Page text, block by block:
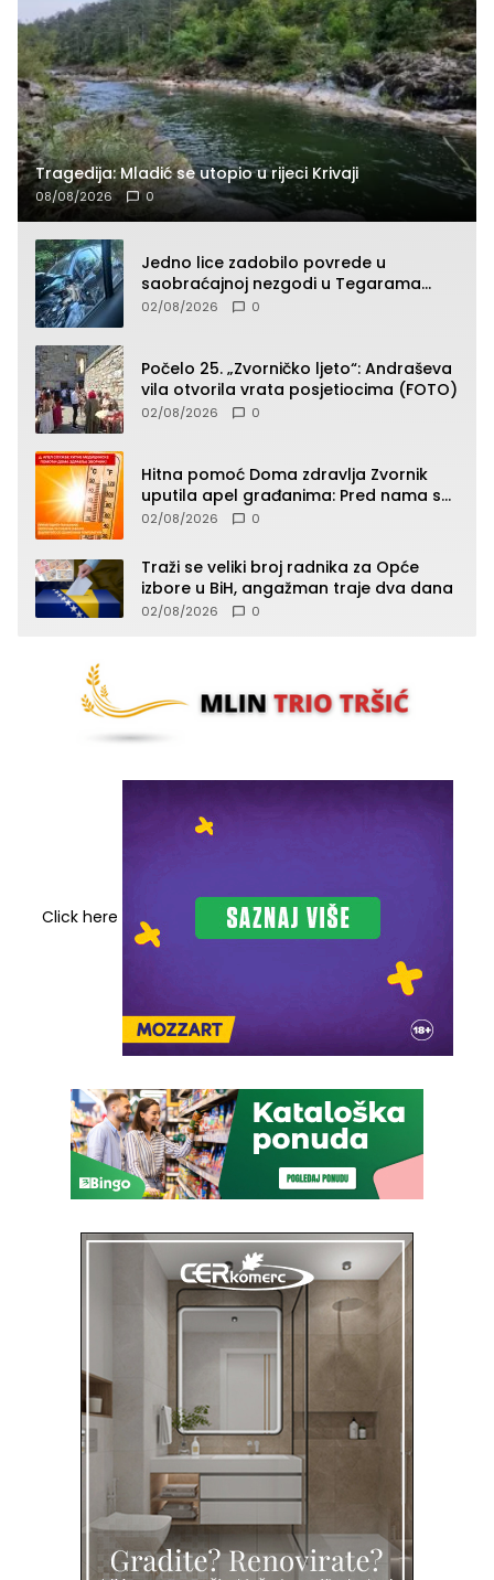
Tragedija: Mladić se utopio u rijeci Krivaji
08/08/2026 0
Jedno lice zadobilo povrede u
saobraćajnoj nezgodi u Tegarama
(FOTO)
02/08/2026 0
Počelo 25. „Zvorničko ljeto“: Andraševa
vila otvorila vrata posjetiocima (FOTO)
02/08/2026 0
Hitna pomoć Doma zdravlja Zvornik
uputila apel građanima: Pred nama su
temperature do 40°C, oprez zbog
02/08/2026 0
Traži se veliki broj radnika za Opće
izbore u BiH, angažman traje dva dana
02/08/2026 0
Click here